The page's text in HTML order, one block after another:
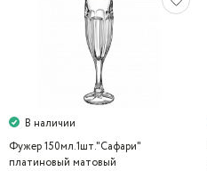
В наличии
Фужер 150мл.1шт."Сафари"
платиновый матовый